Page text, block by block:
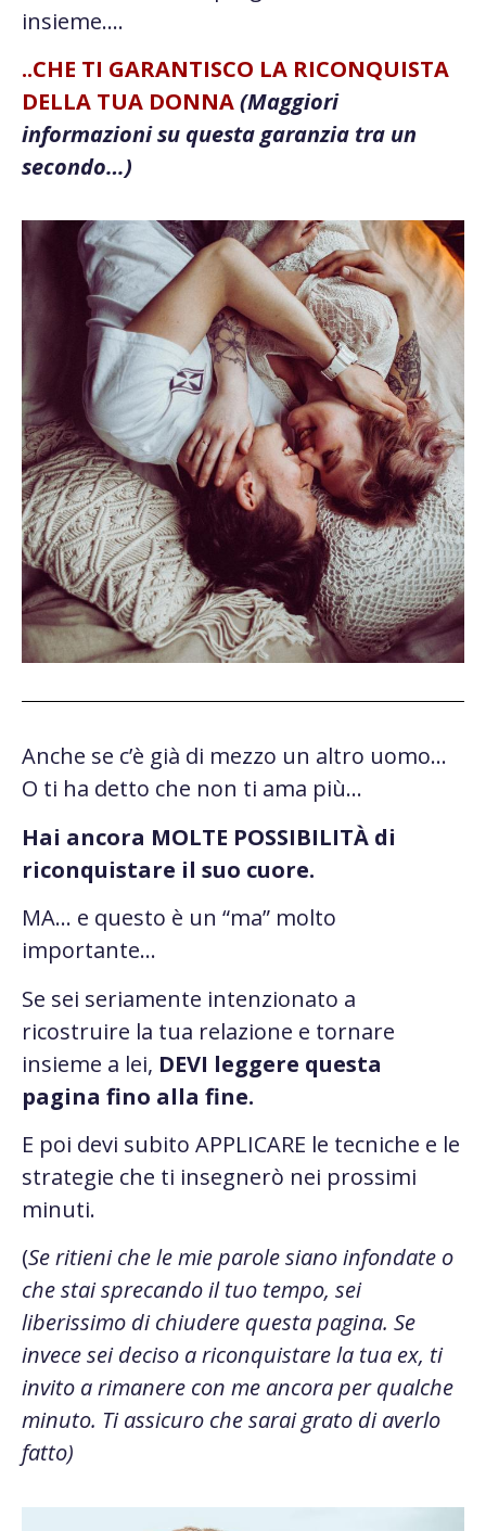
insieme….
..CHE TI GARANTISCO LA RICONQUISTA
DELLA TUA DONNA(Maggiori
informazioni su questa garanzia tra un
secondo…)
Anche se c’è già di mezzo un altro uomo…
O ti ha detto che non ti ama più…
Hai ancora MOLTE POSSIBILITÀ di
riconquistare il suo cuore.
MA… e questo è un “ma” molto
importante…
Se sei seriamente intenzionato a
ricostruire la tua relazione e tornare
insieme a lei, DEVI leggere questa
pagina fino alla fine.
E poi devi subito APPLICARE le tecniche e le
strategie che ti insegnerò nei prossimi
minuti.
(Se ritieni che le mie parole siano infondate o
che stai sprecando il tuo tempo, sei
liberissimo di chiudere questa pagina. Se
invece sei deciso a riconquistare la tua ex, ti
invito a rimanere con me ancora per qualche
minuto. Ti assicuro che sarai grato di averlo
fatto)